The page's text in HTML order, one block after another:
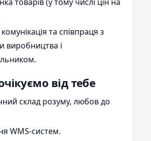
та співпраця з
виробництва і
від тебе
склад розуму, любов до
WMS-систем.